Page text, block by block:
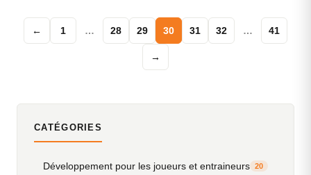
← 1 … 28 29 30 31 32 … 41
→
CATÉGORIES
Développement pour les joueurs et entraineurs 20